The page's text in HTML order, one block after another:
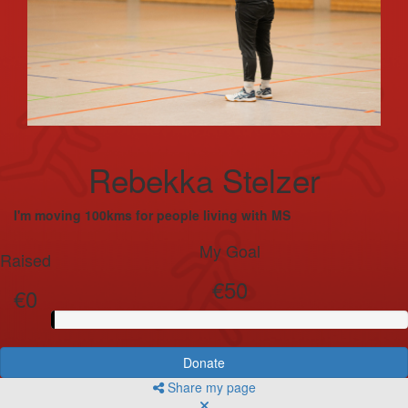
Rebekka Stelzer
I'm moving 100kms for people living with MS
Raised
€0
My Goal
€50
Donate
Share my page